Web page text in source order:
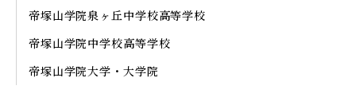
SNS
帝塚山学院通信
帝塚山学院泉ヶ丘中学校高等学校
帝塚山学院中学校高等学校
帝塚山学院大学・大学院